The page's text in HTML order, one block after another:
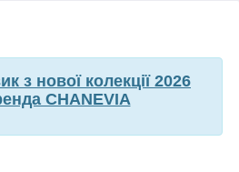
з нової колекції 2026
CHANEVIA